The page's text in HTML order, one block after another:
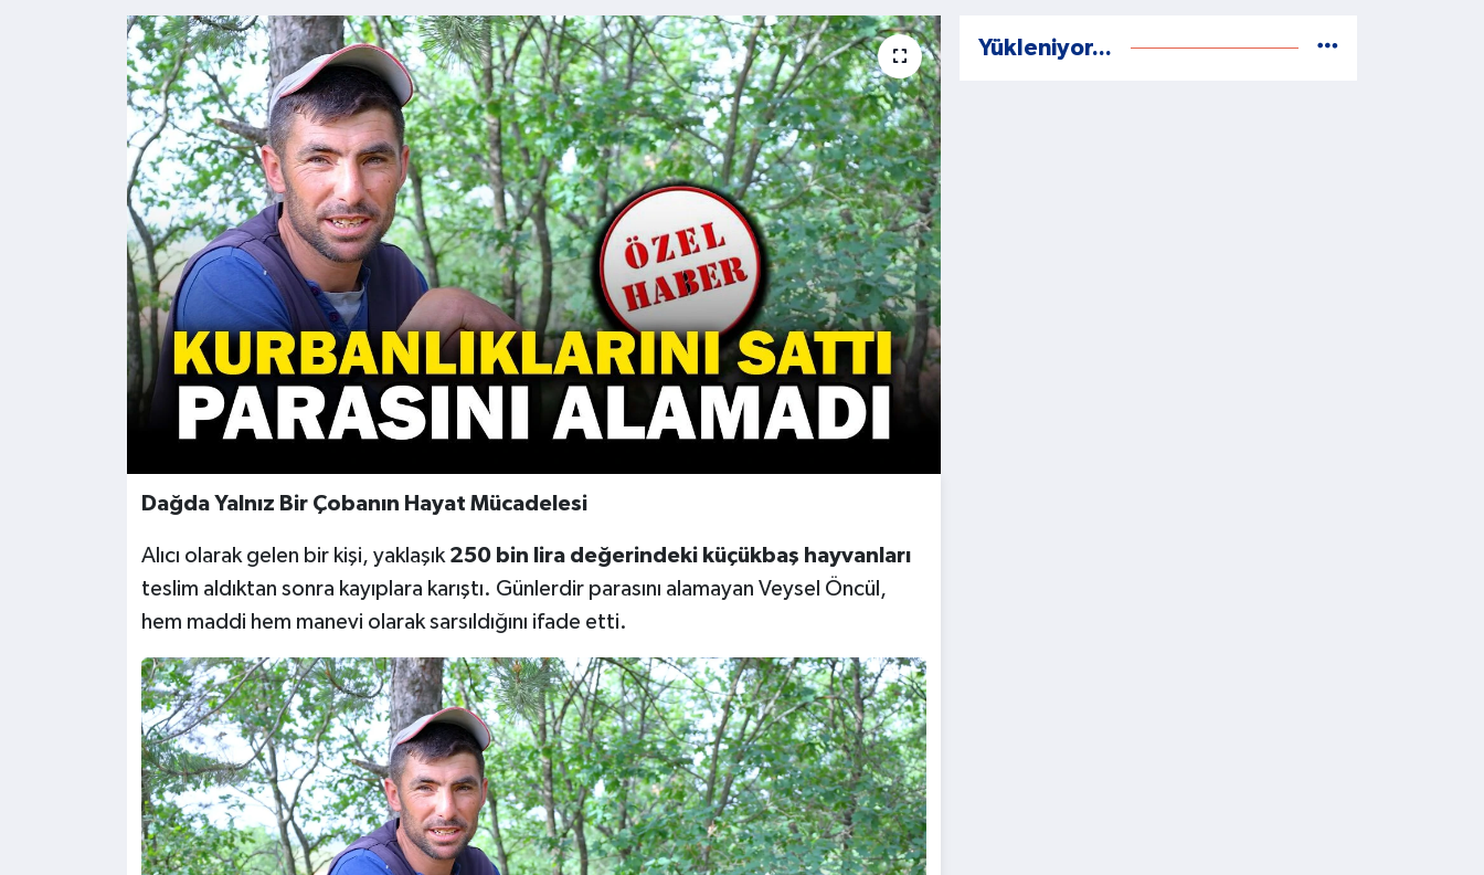
Dağda Yalnız Bir Çobanın Hayat Mücadelesi
Alıcı olarak gelen bir kişi, yaklaşık 250 bin lira değerindeki küçükbaş hayvanları
teslim aldıktan sonra kayıplara karıştı. Günlerdir parasını alamayan Veysel Öncül,
hem maddi hem manevi olarak sarsıldığını ifade etti.
Yükleniyor...
Teknoloji
Kültür - Sanat
Haber Arşivi